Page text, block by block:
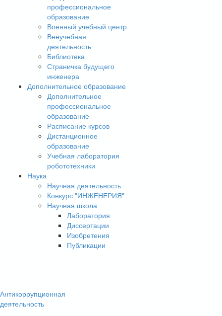
профессиональное
образование
Военный учебный центр
Внеучебная
деятельность
Библиотека
Страничка будущего
инженера
Дополнительное образование
Дополнительное
профессиональное
образование
Расписание курсов
Дистанционное
образование
Учебная лаборатория
робототехники
Наука
Научная деятельность
Конкурс "ИНЖЕНЕРИЯ"
Научная школа
Лаборатория
Диссертации
Изобретения
Публикации
Антикоррупционная
деятельность